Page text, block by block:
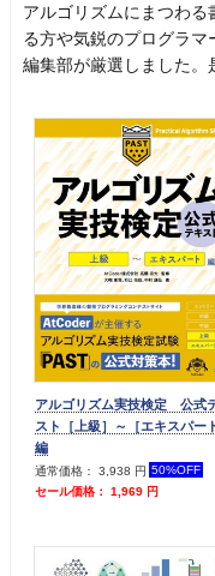
アルゴリズムにまつわ
る方や気鋭のプログラ
編集部が厳選しました。
アルゴリズム実技検定 公式
スト［上級］～［エキスパー
編
通常価格： 3,938 円 50%OFF
セール価格： 1,969 円